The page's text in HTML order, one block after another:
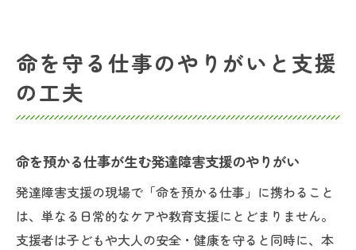
命を守る仕事のやりがいと支援
の工夫
命を預かる仕事が生む発達障害支援のやりがい
発達障害支援の現場で「命を預かる仕事」に携わること
は、単なる日常的なケアや教育支援にとどまりません。
支援者は子どもや大人の安全・健康を守ると同時に、本